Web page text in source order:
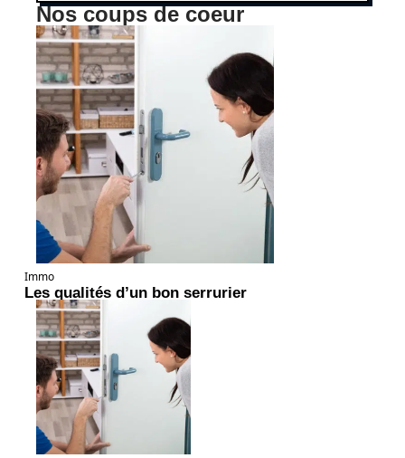
Nos coups de coeur
Immo
Les qualités d’un bon serrurier